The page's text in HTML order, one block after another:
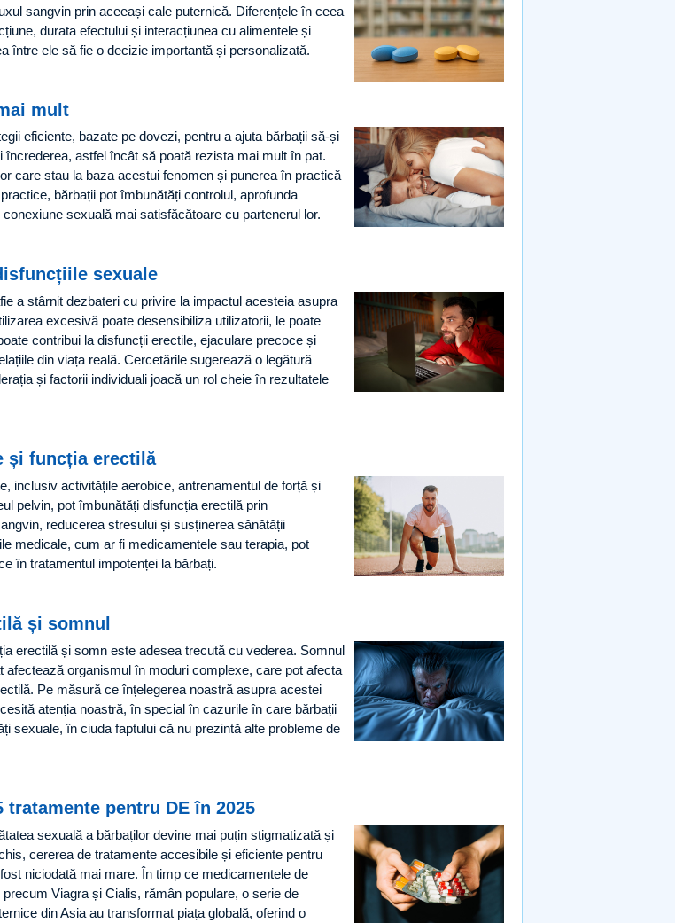
sangvin prin aceeași cale puternică. Diferențele în ceea
durata efectului și interacțiunea cu alimentele și
între ele să fie o decizie importantă și personalizată.
mult
eficiente, bazate pe dovezi, pentru a ajuta bărbații să-și
astfel încât să poată rezista mai mult în pat.
care stau la baza acestui fenomen și punerea în practică
bărbații pot îmbunătăți controlul, aprofunda
sexuală mai satisfăcătoare cu partenerul lor.
sexuale
a stârnit dezbateri cu privire la impactul acesteia asupra
excesivă poate desensibiliza utilizatorii, le poate
contribui la disfuncții erectile, ejaculare precoce și
din viața reală. Cercetările sugerează o legătură
și factorii individuali joacă un rol cheie în rezultatele
și funcția erectilă
inclusiv activitățile aerobice, antrenamentul de forță și
pelvin, pot îmbunătăți disfuncția erectilă prin
reducerea stresului și susținerea sănătății
medicale, cum ar fi medicamentele sau terapia, pot
în tratamentul impotenței la bărbați.
și somnul
erectilă și somn este adesea trecută cu vederea. Somnul
afectează organismul în moduri complexe, care pot afecta
Pe măsură ce înțelegerea noastră asupra acestei
atenția noastră, în special în cazurile în care bărbații
sexuale, în ciuda faptului că nu prezintă alte probleme de
tratamente pentru DE în 2025
sexuală a bărbaților devine mai puțin stigmatizată și
cererea de tratamente accesibile și eficiente pentru
niciodată mai mare. În timp ce medicamentele de
Viagra și Cialis, rămân populare, o serie de
din Asia au transformat piața globală, oferind o